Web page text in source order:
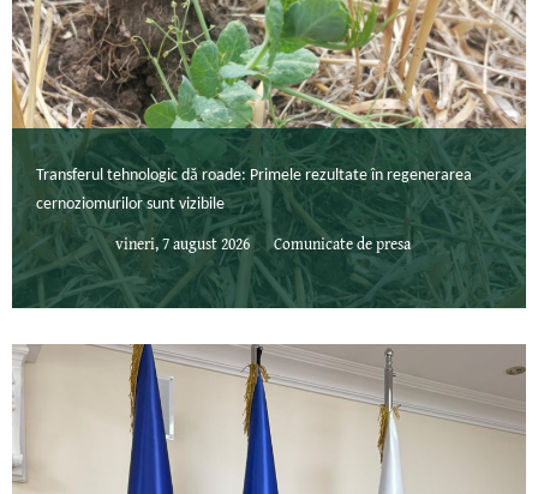
Transferul tehnologic dă roade: Primele rezultate în regenerarea
cernoziomurilor sunt vizibile
vineri, 7 august 2026 Comunicate de presa